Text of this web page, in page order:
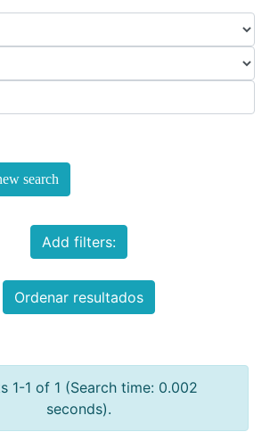
search
Add filters:
Ordenar resultados
1-1 of 1 (Search time: 0.002
seconds).